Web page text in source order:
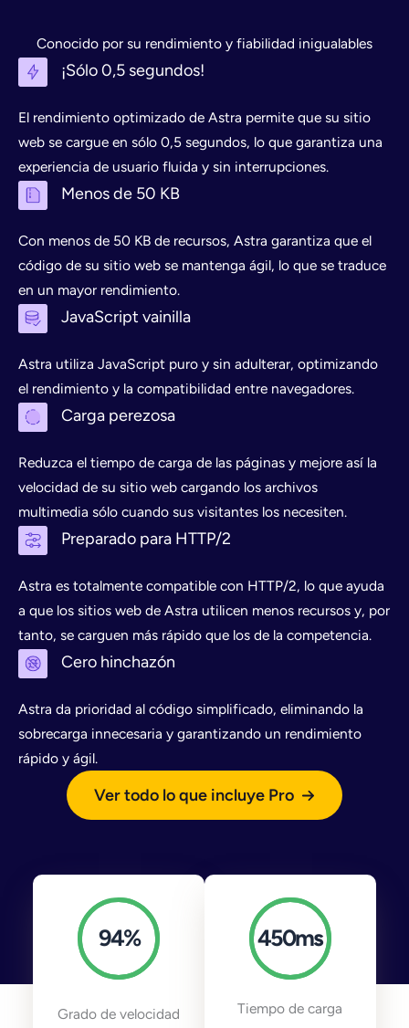
Conocido por su rendimiento y fiabilidad inigualables
¡Sólo 0,5 segundos!
El rendimiento optimizado de Astra permite que su sitio
web se cargue en sólo 0,5 segundos, lo que garantiza una
experiencia de usuario fluida y sin interrupciones.
Menos de 50 KB
Con menos de 50 KB de recursos, Astra garantiza que el
código de su sitio web se mantenga ágil, lo que se traduce
en un mayor rendimiento.
JavaScript vainilla
Astra utiliza JavaScript puro y sin adulterar, optimizando
el rendimiento y la compatibilidad entre navegadores.
Carga perezosa
Reduzca el tiempo de carga de las páginas y mejore así la
velocidad de su sitio web cargando los archivos
multimedia sólo cuando sus visitantes los necesiten.
Preparado para HTTP/2
Astra es totalmente compatible con HTTP/2, lo que ayuda
a que los sitios web de Astra utilicen menos recursos y, por
tanto, se carguen más rápido que los de la competencia.
Cero hinchazón
Astra da prioridad al código simplificado, eliminando la
sobrecarga innecesaria y garantizando un rendimiento
rápido y ágil.
Ver todo lo que incluye Pro
94%
Grado de velocidad
450ms
Tiempo de carga